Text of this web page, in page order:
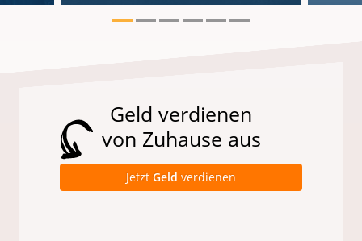
Geld verdienen
von Zuhause aus
Jetzt Geld verdienen